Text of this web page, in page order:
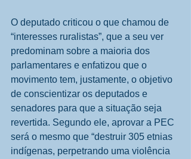
O deputado criticou o que chamou de
“interesses ruralistas”, que a seu ver
predominam sobre a maioria dos
parlamentares e enfatizou que o
movimento tem, justamente, o objetivo
de conscientizar os deputados e
senadores para que a situação seja
revertida. Segundo ele, aprovar a PEC
será o mesmo que “destruir 305 etnias
indígenas, perpetrando uma violência